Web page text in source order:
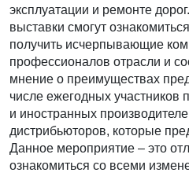
эксплуатации и ремонте
выставки смогут
получить исчерпывающие
профессионалов отрасли и
мнение о преимуществах
числе ежегодных участников
и иностранных
дистрибьюторов, которые
Данное мероприятие – это
ознакомиться со всеми